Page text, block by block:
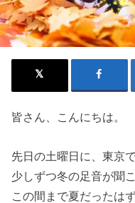
皆さん、こんにちは。
先日の土曜日に、東京
少しずつ冬の足音が聞
この間まで夏だったは